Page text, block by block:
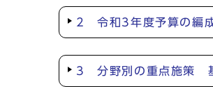
2 令和3年度予算の編
3 分野別の重点施策 基